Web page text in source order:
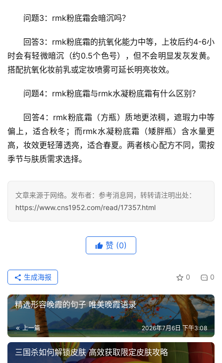
首
页
专
题
表
快
投稿
问题3：rmk粉底霜会暗沉吗？
回答3：rmk粉底霜的抗氧化能力中等，上妆后约4-6小
时会有轻微暗沉（约0.5个色号），但不会明显发灰发黄。
搭配抗氧化妆前乳或定妆喷雾可延长明亮妆效。
问题4：rmk粉底霜与rmk水凝粉底霜有什么区别？
回答4：rmk粉底霜（方瓶）质地更浓稠，遮瑕力中等
偏上，适合秋冬；而rmk水凝粉底霜（矮胖瓶）含水量更
高，妆效更轻薄透亮，适合春夏。两者核心配方不同，需按
季节与肤质需求选择。
文章来源于网络。发布者：参考消息网，转转请注明出处：
https://www.cns1952.com/read/17357.html
赞 (0)
0 0
生成海报
精选形容晚霞的句子 唯美晚霞语录
上一篇 2026年7月6日 下午3:08
三国杀如何解锁皮肤 高效获取限定皮肤攻略